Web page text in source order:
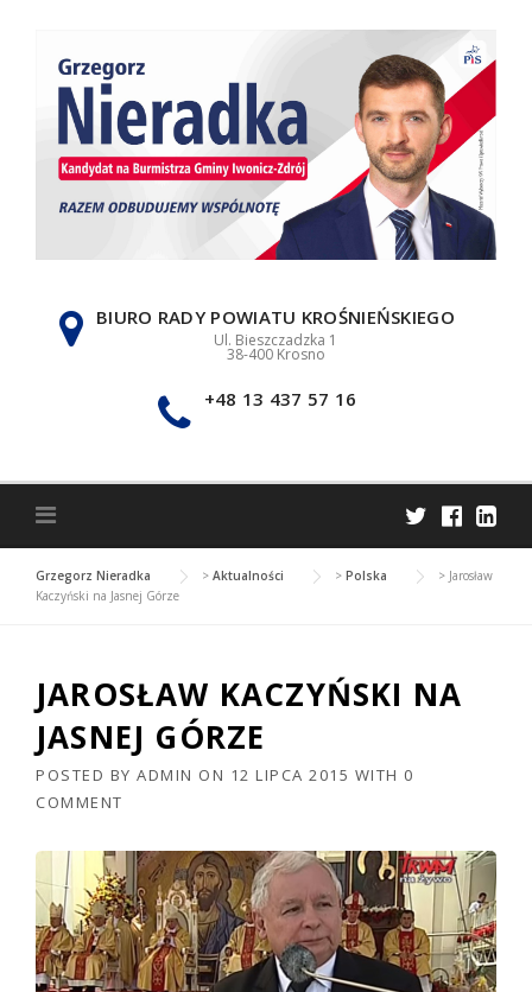
BIURO RADY POWIATU KROŚNIEŃSKIEGO
Ul. Bieszczadzka 1
38-400 Krosno
+48 13 437 57 16
Grzegorz Nieradka > Aktualności > Polska > Jarosław
Kaczyński na Jasnej Górze
JAROSŁAW KACZYŃSKI NA
JASNEJ GÓRZE
POSTED BY ADMIN ON 12 LIPCA 2015 WITH 0
COMMENT